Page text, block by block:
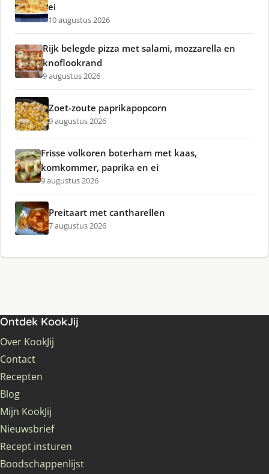
ei
10 augustus 2026
Rijk belegde pizza met salami, mozzarella en
knoflookrand
9 augustus 2026
Zoet-zoute paprikapopcorn
9 augustus 2026
Frisse volkoren boterham met kaas,
komkommer, paprika en ei
9 augustus 2026
Preitaart met cantharellen
7 augustus 2026
Ontdek KookJij
Over KookJij
Contact
Recepten
Blog
Mijn KookJij
Nieuwsbrief
Recept insturen
Boodschappenlijst